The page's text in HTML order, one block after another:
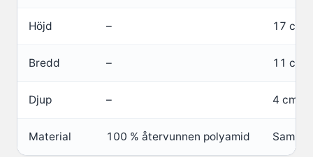
Höjd – 17 cm
Bredd – 11 cm
Djup – 4 cm
Material 100 % återvunnen polyamid Samma